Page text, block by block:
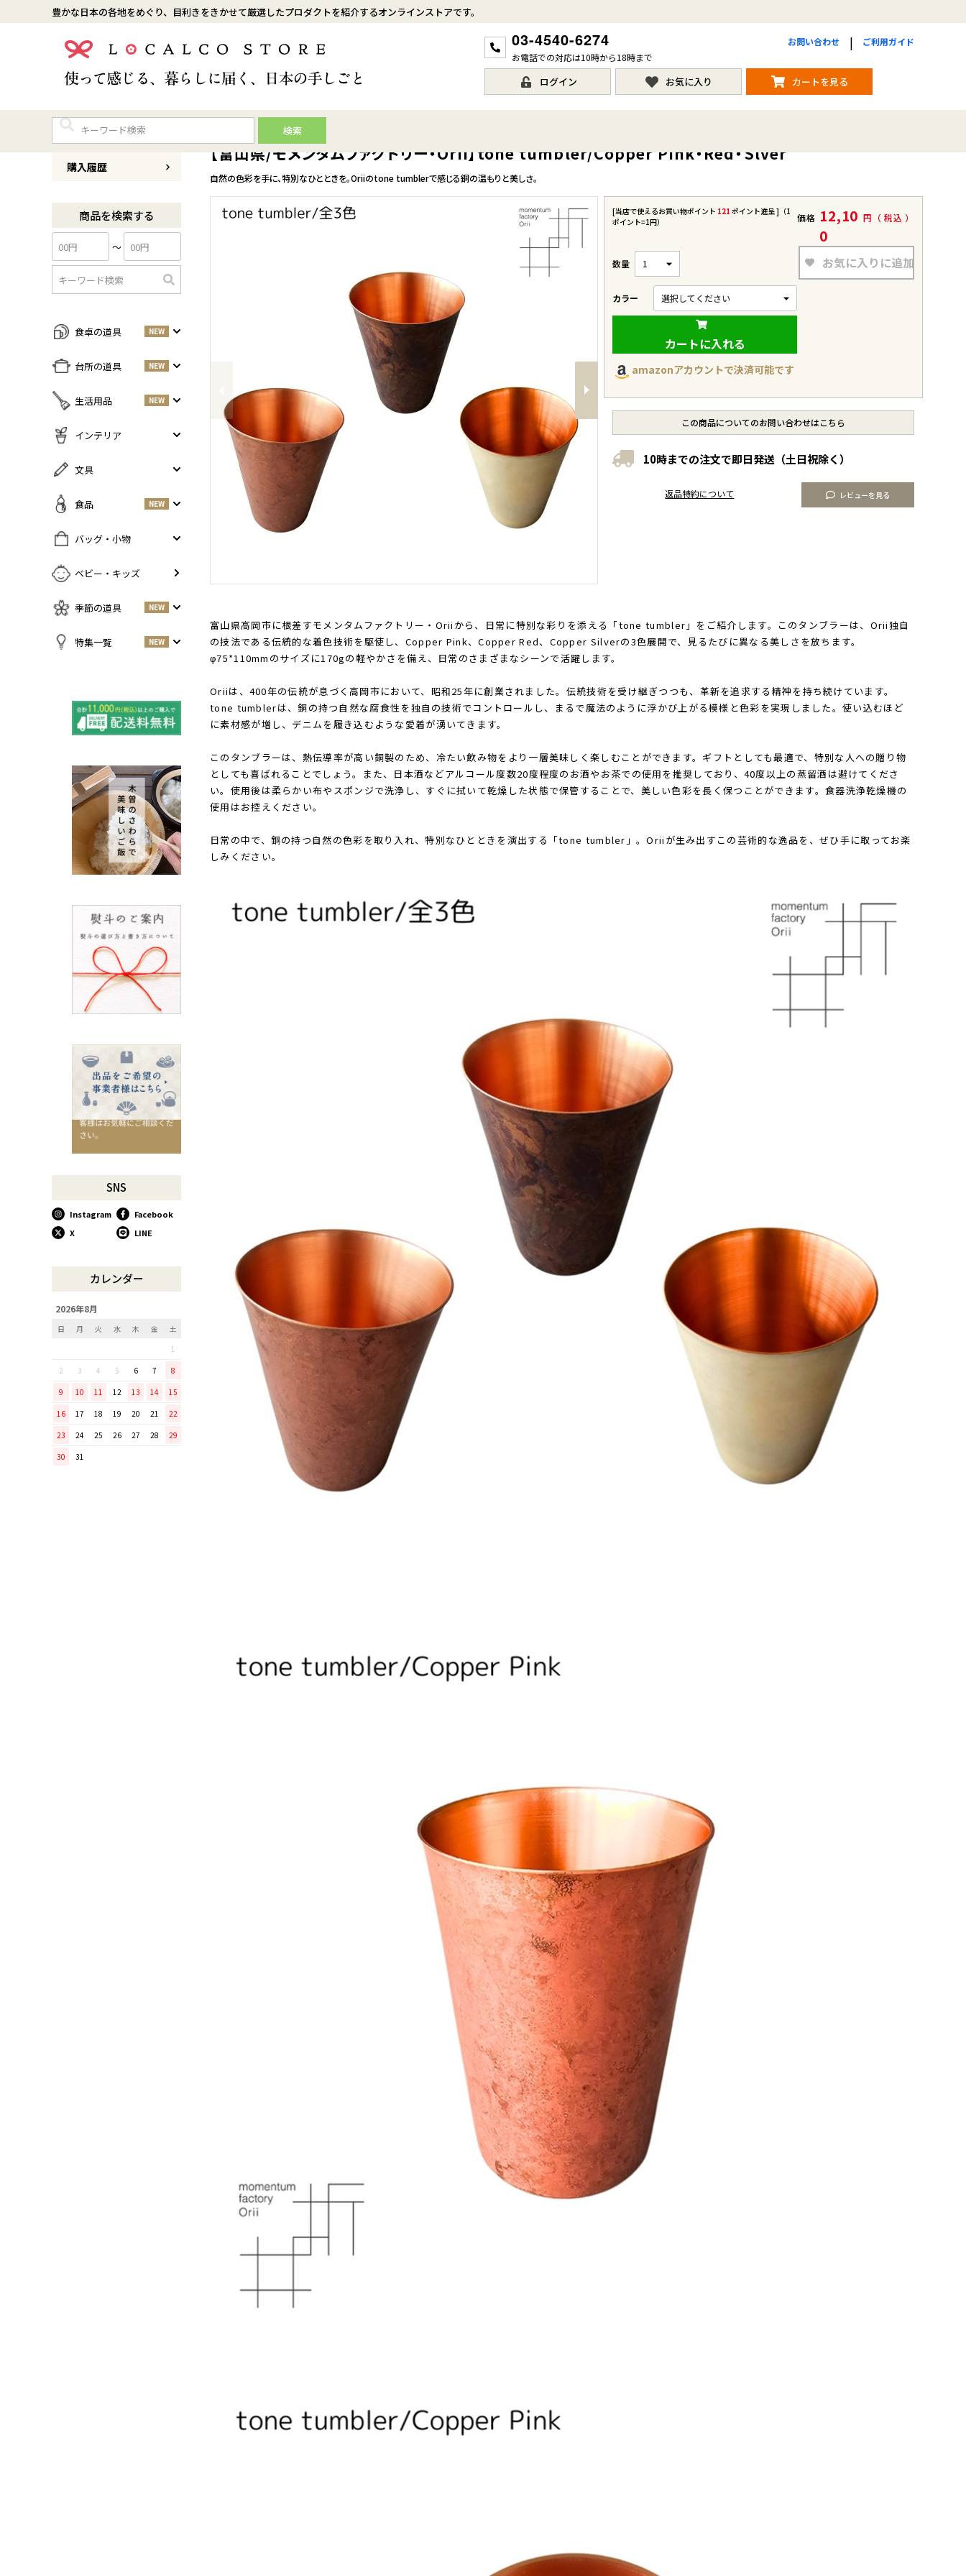
豊かな日本の各地をめぐり、目利きをきかせて厳選したプロダクトを紹介するオンラインストアです。
03-4540-6274
お電話での対応は10時から18時まで
お問い合わせ ご利用ガイド
ログイン お気に入り カートを見る
検索
購入履歴
商品を検索する
〜
検
食卓の道具 NEW
すべての商品をみる
丼・小鉢
グラス・タンブラー
NEW
トレイ・コースター・鍋しき
お弁当グッズ
ポット・鉄瓶
台所の道具 NEW
すべての商品をみる
鍋・フライパン
NEW
調理器具
保存容器
その他キッチンツール
生活用品 NEW
すべての商品をみる
美容ケア
NEW
インテリア
すべての商品をみる
香・ろうそく
文具
すべての商品をみる
PCアクセサリー
食品 NEW
すべての商品を見る
コーヒー NEW
NEW
バッグ・小物
すべての商品をみる
名刺入れ・カードケース
ベビー・キッズ
季節の道具 NEW
すべての商品をみる
秋
特集一覧 NEW
よくある質問〈ほうき
全般〉
NEW
方
棕櫚箒と江戸箒の違い NEW
江戸箒の特徴 NEW
棕櫚箒の特徴 NEW
箒で見直す暮らしの基
準
NEW
ノスタルジックな肥前びーど
SUSgalleryと過ごす至福の時
千切りピーラーで仕込んでみ
星座マグでくつろぎのひとと
コーヒーミルで格別な1杯を
味わう
行平鍋があればたいていのこ
とは大丈夫。
馬毛歯ブラシがオススメな理
お祝い事に欠かせない「ミニ
使い込んで育てる道具、卵焼
き鍋
リンゴのための魅せるナイフ
『pomme』
「毎日納豆を食べていま
てほしい山只華陶苑の納豆鉢
調理から盛り付けまでこなす
「寿 菜箸」は、とても優秀
作所のペティナイフ「ゆり
ミニパンのお手入れ方法
ミニパン（大）で料理を楽し
SNS
Instagram
Facebook
X
LINE
カレンダー
2026年8月
日 月 火 水 木 金
土
1
2
3 4 5 6 7
8
9
10 11 12 13 14
15
16
17 18 19 20 21
22
23
24 25 26 27 28
29
30
31
Next
自然の色彩を手に、特別なひとときを。Oriiのtone tumblerで感じる銅の温もりと美しさ。
【富山県/モメンタムファクトリー・Orii】tone tumbler/Copper Pink・Red・Slver
[当店で使えるお買い物ポイント 121 ポイント進呈 ]（1
ポイント=1円）
価格 12,10
0
税込
カラー
お気に入りに追加
カートに入れる
amazonアカウントで決済可能です
10時までの注文で即日発送（土日祝除く）
この商品についてのお問い合わせはこちら
レビューを見る
返品特約について
富山県高岡市に根差すモメンタムファクトリー・Oriiから、日常に特別な彩りを添える「tone tumbler」をご紹介します。このタンブラーは、Orii独自
の技法である伝統的な着色技術を駆使し、Copper Pink、Copper Red、Copper Silverの3色展開で、見るたびに異なる美しさを放ちます。
φ75*110mmのサイズに170gの軽やかさを備え、日常のさまざまなシーンで活躍します。
Oriiは、400年の伝統が息づく高岡市において、昭和25年に創業されました。伝統技術を受け継ぎつつも、革新を追求する精神を持ち続けています。
tone tumblerは、銅の持つ自然な腐食性を独自の技術でコントロールし、まるで魔法のように浮かび上がる模様と色彩を実現しました。使い込むほど
に素材感が増し、デニムを履き込むような愛着が湧いてきます。
このタンブラーは、熱伝導率が高い銅製のため、冷たい飲み物をより一層美味しく楽しむことができます。ギフトとしても最適で、特別な人への贈り物
としても喜ばれることでしょう。また、日本酒などアルコール度数20度程度のお酒やお茶での使用を推奨しており、40度以上の蒸留酒は避けてくださ
い。使用後は柔らかい布やスポンジで洗浄し、すぐに拭いて乾燥した状態で保管することで、美しい色彩を長く保つことができます。食器洗浄乾燥機の
使用はお控えください。
日常の中で、銅の持つ自然の色彩を取り入れ、特別なひとときを演出する「tone tumbler」。Oriiが生み出すこの芸術的な逸品を、ぜひ手に取ってお楽
しみください。